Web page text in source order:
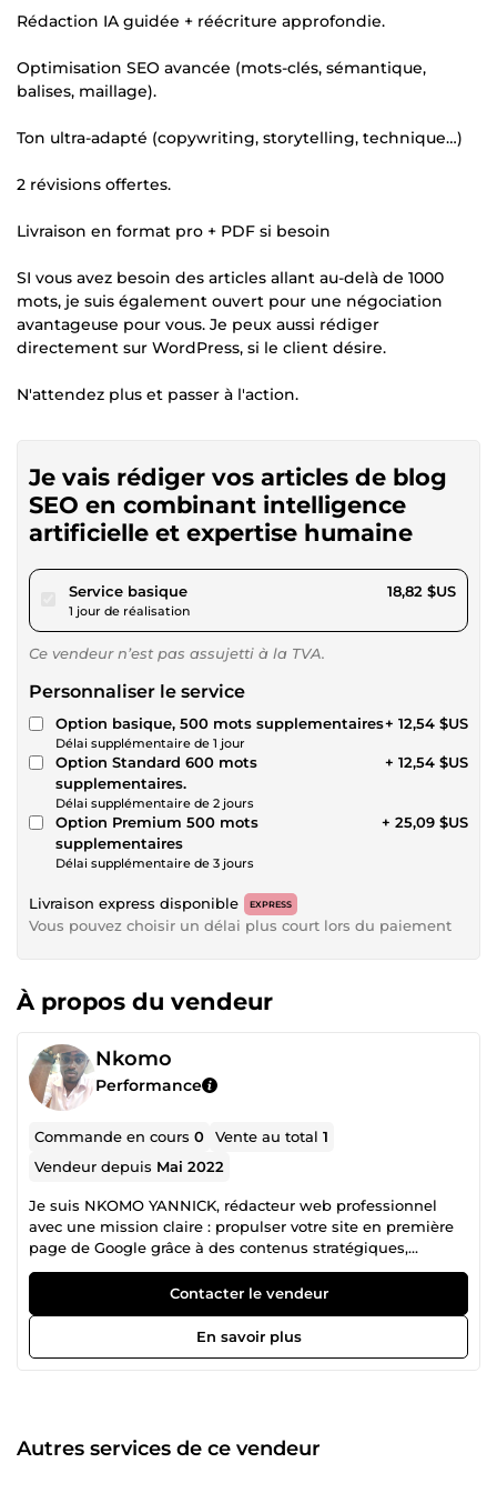
Rédaction IA guidée + réécriture approfondie.
Optimisation SEO avancée (mots-clés, sémantique,
balises, maillage).
Ton ultra-adapté (copywriting, storytelling, technique…)
2 révisions offertes.
Livraison en format pro + PDF si besoin
SI vous avez besoin des articles allant au-delà de 1000
mots, je suis également ouvert pour une négociation
avantageuse pour vous. Je peux aussi rédiger
directement sur WordPress, si le client désire.
N'attendez plus et passer à l'action.
Je vais rédiger vos articles de blog
SEO en combinant intelligence
artificielle et expertise humaine
Service basiquepour 17,34 $US
1 jour de réalisation
18,82 $US
Ce vendeur n’est pas assujetti à la TVA.
Personnaliser le service
Option basique, 500 mots supplementaires
Délai supplémentaire de 1 jour
+ 12,54 $US
Option Standard 600 mots
supplementaires.
Délai supplémentaire de 2 jours
+ 12,54 $US
Option Premium 500 mots
supplementaires
Délai supplémentaire de 3 jours
+ 25,09 $US
Livraison express disponible EXPRESS
Vous pouvez choisir un délai plus court lors du paiement
À propos du vendeur
Nkomo
Performance
Commande en cours0 Vente au total1
Vendeur depuis Mai 2022
Je suis NKOMO YANNICK, rédacteur web professionnel
avec une mission claire : propulser votre site en première
page de Google grâce à des contenus stratégiques,
percutants et 100 % optimisés SEO. 🔍 Je maîtrise les
meilleurs outils de référencement (Ubersuggest, SEMrush,
Surfer SEO, etc.) pour vous livrer des articles parfaitement
calibrés, quel que soit votre domaine d’activité. 🎯 À partir
d’un simple mot-clé, je crée du contenu de qualité,
assistés IA). ✅ Livraison rapide et respect des délais. ✅
Rédaction sur toutes thématiques à partir d’un mot-clé. 🎯
Contacter le vendeur
En savoir plus
Autres services de ce vendeur